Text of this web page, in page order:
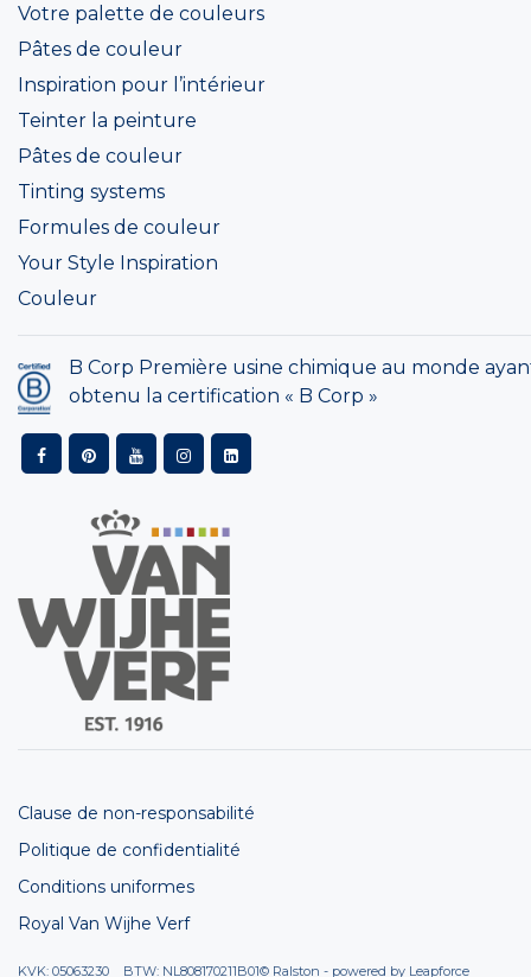
Votre palette de couleurs
Pâtes de couleur
Inspiration pour l’intérieur
Teinter la peinture
Pâtes de couleur
Tinting systems
Formules de couleur
Your Style Inspiration
Couleur
B Corp Première usine chimique au monde
obtenu la certification « B Corp »
Clause de non-responsabilité
Politique de confidentialité
Conditions uniformes
Royal Van Wijhe Verf
KVK: 05063230 BTW: NL808170211B01© Ralston - powered by Leapforce